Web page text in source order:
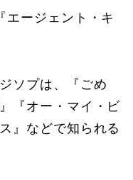
エージェント・キ
ソプは、『ごめ
『オー・マイ・ビ
』などで知られる